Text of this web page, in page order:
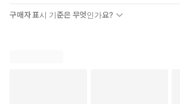
구매자 표시 기준은 무엇인가요?